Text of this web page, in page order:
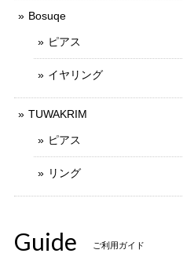
Bosuqe
ピアス
イヤリング
TUWAKRIM
ピアス
リング
Guide ご利用ガイド